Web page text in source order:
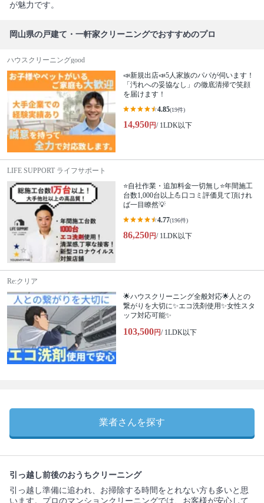
が魅力です。
岡山県の戸建て・一軒家クリーニングでおすすめのプロ
ハウスクリーニングgood
📣新規出店📣5人家族のパパが伺います！
「汚れへの妥協なし」の徹底清掃で笑顔
を届けます！
4.85(19件)
14,950円/ 1LDK以下
LIFE SUPPORT ライフサポート
⭐自社作業・追加料金一切無し⭐年間施工
台数1,000台以上💪口コミ評価見て頂けれ
ば一目瞭然💡
4.77(196件)
86,250円/ 1LDK以下
Re:クリア
🌟ハウスクリーニング全般対応🌟人との
繋がりを大切に✨エコ洗剤使用✨女性スタ
ッフ対応可能✨
103,500円/ 1LDK以下
業者さんを探す
引っ越し前後のおうちクリーニング
引っ越し準備に追われ、お掃除する時間をとれない方も多いと思
います。プロのマンションクリーニングでは、お客様が安心して